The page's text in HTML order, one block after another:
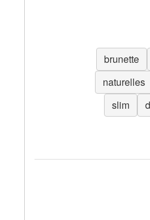
brunette
naturelles
slim